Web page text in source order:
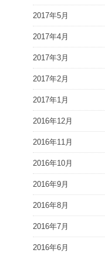
2017年5月
2017年4月
2017年3月
2017年2月
2017年1月
2016年12月
2016年11月
2016年10月
2016年9月
2016年8月
2016年7月
2016年6月